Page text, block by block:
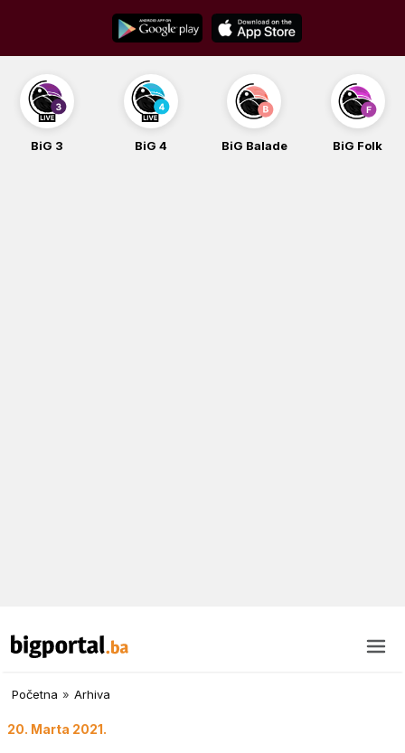
content
BiG 3 BiG 4 BiG Balade BiG Folk
Početna » Arhiva
20. Marta 2021.